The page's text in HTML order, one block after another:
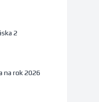
2
na rok 2026